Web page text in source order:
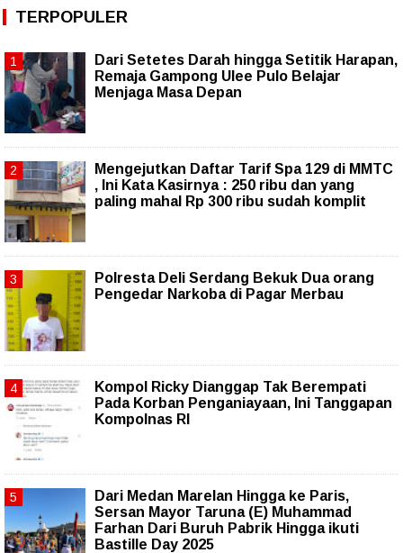
TERPOPULER
Dari Setetes Darah hingga Setitik Harapan,
Remaja Gampong Ulee Pulo Belajar
Menjaga Masa Depan
Mengejutkan Daftar Tarif Spa 129 di MMTC
, Ini Kata Kasirnya : 250 ribu dan yang
paling mahal Rp 300 ribu sudah komplit
Polresta Deli Serdang Bekuk Dua orang
Pengedar Narkoba di Pagar Merbau
Kompol Ricky Dianggap Tak Berempati
Pada Korban Penganiayaan, Ini Tanggapan
Kompolnas RI
‎Dari Medan Marelan Hingga ke Paris,
Sersan Mayor Taruna (E) Muhammad
Farhan Dari Buruh Pabrik Hingga ikuti
Bastille Day 2025